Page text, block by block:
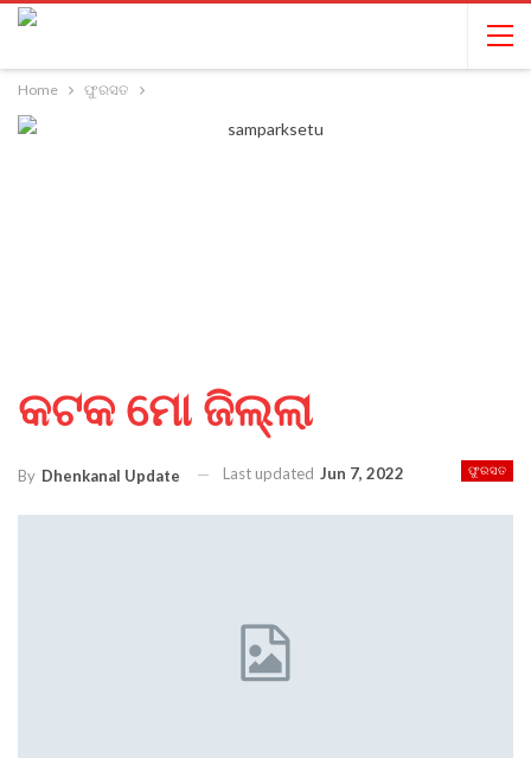
Home ଫୁରସତ
କଟକ ମୋ ଜିଲ୍ଲା
ଫୁରସତ
By Dhenkanal Update Last updated Jun 7, 2022